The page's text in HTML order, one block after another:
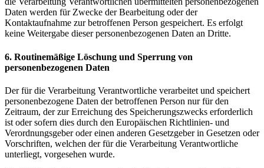
Daten werden für Zwecke der Bearbeitung oder der
Kontaktaufnahme zur betroffenen Person gespeichert. Es erfolgt
keine Weitergabe dieser personenbezogenen Daten an Dritte.
6. Routinemäßige Löschung und Sperrung von
personenbezogenen Daten
Der für die Verarbeitung Verantwortliche verarbeitet und speichert
personenbezogene Daten der betroffenen Person nur für den
Zeitraum, der zur Erreichung des Speicherungszwecks erforderlich
ist oder sofern dies durch den Europäischen Richtlinien- und
Verordnungsgeber oder einen anderen Gesetzgeber in Gesetzen oder
Vorschriften, welchen der für die Verarbeitung Verantwortliche
unterliegt, vorgesehen wurde.